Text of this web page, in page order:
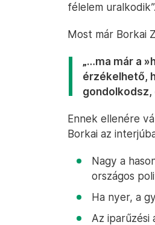
félelem uralkodik”.
Most már Borkai
„…ma már a
érzékelhető,
gondolkodsz,
Ennek ellenére
Borkai az
Nagy a
országos
Ha nyer, a
Az iparűzési